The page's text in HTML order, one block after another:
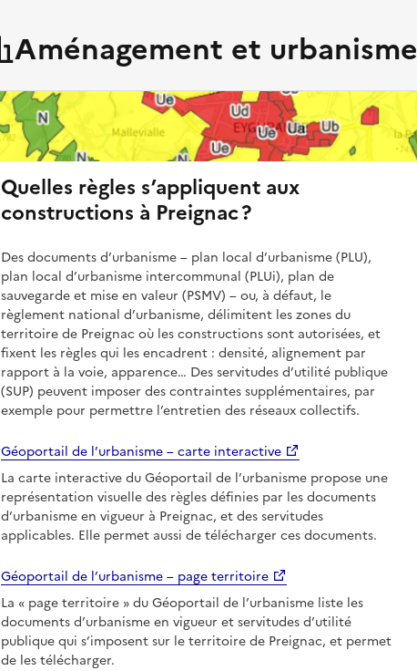
Aménagement et urbanisme
Quelles règles s’appliquent aux
constructions à Preignac ?
Des documents d’urbanisme – plan local d’urbanisme (PLU),
plan local d’urbanisme intercommunal (PLUi), plan de
sauvegarde et mise en valeur (PSMV) – ou, à défaut, le
règlement national d’urbanisme, délimitent les zones du
territoire de Preignac où les constructions sont autorisées, et
fixent les règles qui les encadrent : densité, alignement par
rapport à la voie, apparence… Des servitudes d’utilité publique
(SUP) peuvent imposer des contraintes supplémentaires, par
exemple pour permettre l’entretien des réseaux collectifs.
Géoportail de l’urbanisme – carte interactive
La carte interactive du Géoportail de l’urbanisme propose une
représentation visuelle des règles définies par les documents
d’urbanisme en vigueur à Preignac, et des servitudes
applicables. Elle permet aussi de télécharger ces documents.
Géoportail de l’urbanisme – page territoire
La
page territoire
du Géoportail de l’urbanisme liste les
documents d’urbanisme en vigueur et servitudes d’utilité
publique qui s’imposent sur le territoire de Preignac, et permet
de les télécharger.